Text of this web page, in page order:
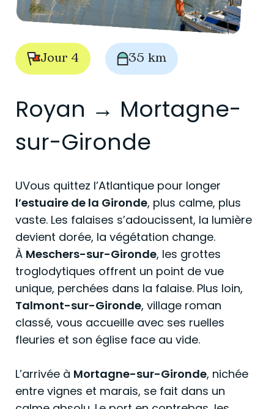
Jour 4 35 km
Royan → Mortagne-
sur-Gironde
UVous quittez l’Atlantique pour longer
l’estuaire de la Gironde, plus calme, plus
vaste. Les falaises s’adoucissent, la lumière
devient dorée, la végétation change.
À Meschers-sur-Gironde, les grottes
troglodytiques offrent un point de vue
unique, perchées dans la falaise. Plus loin,
Talmont-sur-Gironde, village roman
classé, vous accueille avec ses ruelles
fleuries et son église face au vide.
L’arrivée à Mortagne-sur-Gironde, nichée
entre vignes et marais, se fait dans un